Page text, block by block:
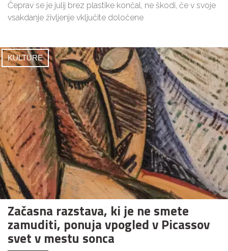
Čeprav se je julij brez plastike končal, ne škodi, če v svoje
vsakdanje življenje vključite določene
KULTURE
Začasna razstava, ki je ne smete
zamuditi, ponuja vpogled v Picassov
svet v mestu sonca